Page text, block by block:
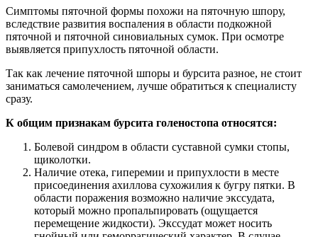
Симптомы пяточной формы похожи на пяточную шпору,
вследствие развития воспаления в области подкожной
пяточной и пяточной синовиальных сумок. При осмотре
выявляется припухлость пяточной области.
Так как лечение пяточной шпоры и бурсита разное, не стоит
заниматься самолечением, лучше обратиться к специалисту
сразу.
К общим признакам бурсита голеностопа относятся:
Болевой синдром в области суставной сумки стопы,
щиколотки.
Наличие отека, гиперемии и припухлости в месте
присоединения ахиллова сухожилия к бугру пятки. В
области поражения возможно наличие экссудата,
который можно пропальпировать (ощущается
перемещение жидкости). Экссудат может носить